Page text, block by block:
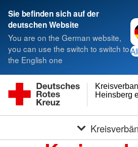
Sie befinden sich auf der
deutschen Website
You are on the German website,
you can use the switch to switch to
the English one
Heinsberg